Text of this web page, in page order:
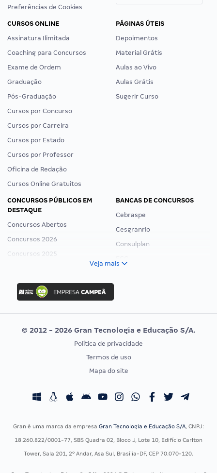
Preferências de Cookies
CURSOS ONLINE
Assinatura Ilimitada
Coaching para Concursos
Exame de Ordem
Graduação
Pós-Graduação
Cursos por Concurso
Cursos por Carreira
Cursos por Estado
Cursos por Professor
Oficina de Redação
Cursos Online Gratuitos
PÁGINAS ÚTEIS
Depoimentos
Material Grátis
Aulas ao Vivo
Aulas Grátis
Sugerir Curso
CONCURSOS PÚBLICOS EM
DESTAQUE
Concursos Abertos
Concursos 2026
Concursos 2025
Concurso Ibama
Concurso MPU
Editais publicados
BANCAS DE CONCURSOS
Cebraspe
Cesgranrio
Consulplan
Vunesp
CONCURSOS POR PROFISSÃO
Concursos Fiscais
Concursos Saúde
EXAME DE ORDEM
Calendário OAB
Veja mais
© 2012 - 2026 Gran Tecnologia e Educação S/A.
Política de privacidade
Termos de uso
Mapa do site
Gran é uma marca da empresa Gran Tecnologia e Educação S/A, CNPJ:
18.260.822/0001-77, SBS Quadra 02, Bloco J, Lote 10, Edifício Carlton
Tower, Sala 201, 2º Andar, Asa Sul, Brasília-DF, CEP 70.070-120.